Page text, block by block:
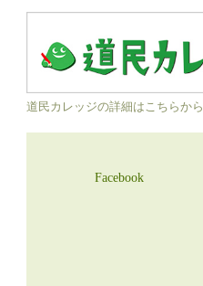
道民カレッジの詳細はこちらから
Facebook